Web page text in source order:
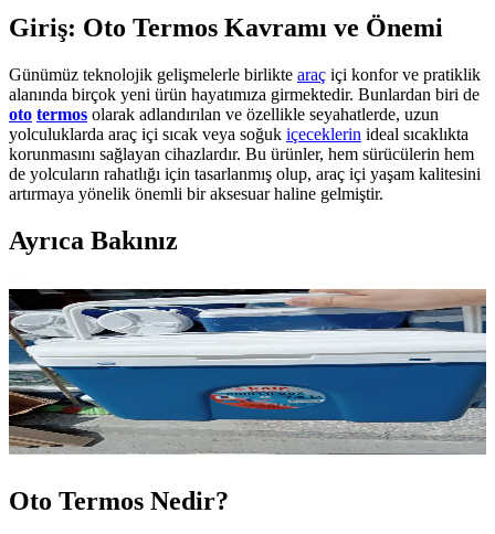
Giriş: Oto Termos Kavramı ve Önemi
Günümüz teknolojik gelişmelerle birlikte araç içi konfor ve pratiklik
alanında birçok yeni ürün hayatımıza girmektedir. Bunlardan biri de
oto termos olarak adlandırılan ve özellikle seyahatlerde, uzun
yolculuklarda araç içi sıcak veya soğuk içeceklerin ideal sıcaklıkta
korunmasını sağlayan cihazlardır. Bu ürünler, hem sürücülerin hem
de yolcuların rahatlığı için tasarlanmış olup, araç içi yaşam kalitesini
artırmaya yönelik önemli bir aksesuar haline gelmiştir.
Ayrıca Bakınız
Oto Termos Nedir ve Elektronik Aksesuarlar
Arasındaki Yeri Hakkında Detaylı Bilgi
Oto termos, araç içi sıcak veya soğuk içecekleri uzun süre koruyan
elektrikli cihazlardır. Gelişmiş izolasyon ve akıllı teknolojilerle
donatılan modeller, seyahatlerde ve günlük kullanımda pratiklik
sağlar.
Oto Termos Nedir?